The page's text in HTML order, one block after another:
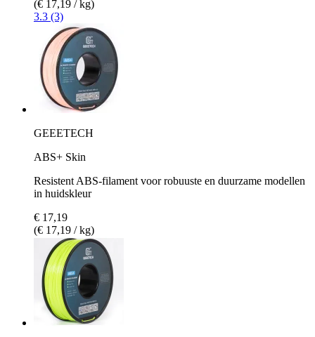
(€ 17,19 / kg)
3.3 (3)
GEEETECH
ABS+ Skin
Resistent ABS-filament voor robuuste en duurzame modellen
in huidskleur
€ 17,19
(€ 17,19 / kg)